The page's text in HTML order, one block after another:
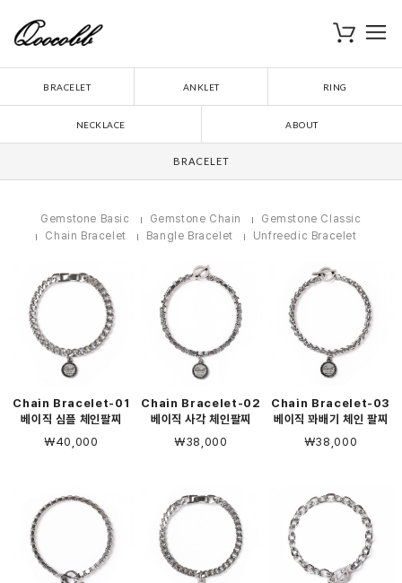
장바구니
BRACELET ANKLET RING
NECKLACE ABOUT
BRACELET
Gemstone Basic Gemstone Chain
Gemstone Classic
Chain Bracelet
Bangle Bracelet Unfreedic Bracelet
Chain Bracelet-01
베이직 심플 체인팔찌
￦40,000
Chain Bracelet-02
베이직 사각 체인팔찌
￦38,000
Chain Bracelet-03
베이직 꽈배기 체인 팔찌
￦38,000